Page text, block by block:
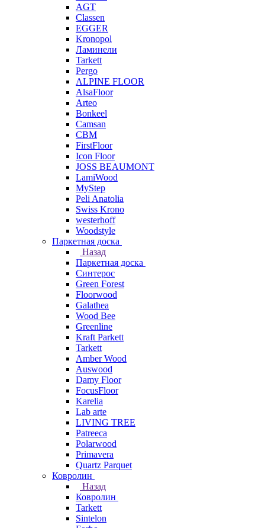
AGT
Classen
EGGER
Kronopol
Ламинели
Tarkett
Pergo
ALPINE FLOOR
AlsaFloor
Arteo
Bonkeel
Camsan
CBM
FirstFloor
Icon Floor
JOSS BEAUMONT
LamiWood
MyStep
Peli Anatolia
Swiss Krono
westerhoff
Woodstyle
Паркетная доска
Назад
Паркетная доска
Синтерос
Green Forest
Floorwood
Galathea
Wood Bee
Greenline
Kraft Parkett
Tarkett
Amber Wood
Auswood
Damy Floor
FocusFloor
Karelia
Lab arte
LIVING TREE
Patreeca
Polarwood
Primavera
Quartz Parquet
Ковролин
Назад
Ковролин
Tarkett
Sintelon